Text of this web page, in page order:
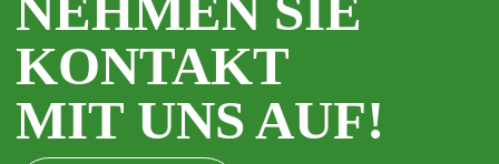
KONTAKT
MIT UNS AUF!